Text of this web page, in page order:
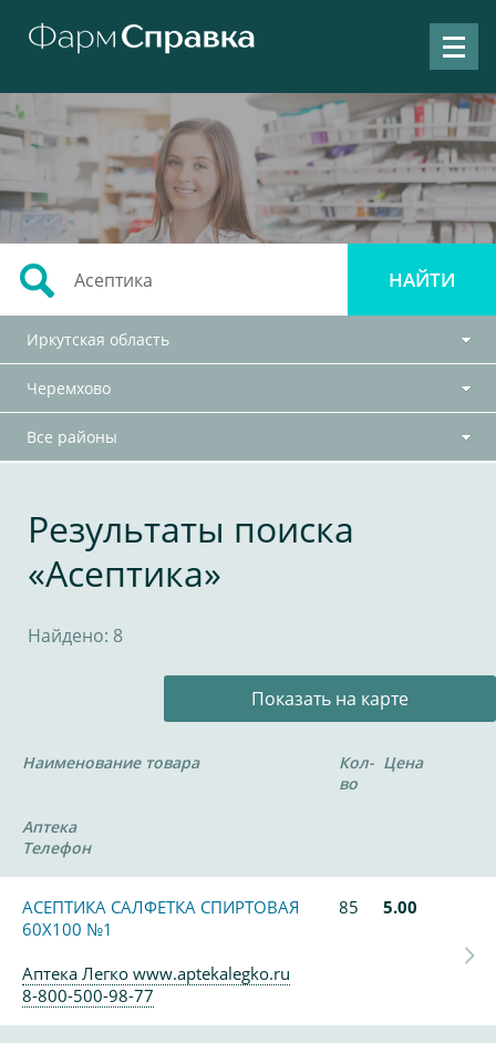
Иркутская область
Черемхово
Все районы
Результаты поиска
«Асептика»
Найдено: 8
Показать на карте
Наименование товара
Кол-
во
Цена
Аптека
Телефон
АСЕПТИКА САЛФЕТКА СПИРТОВАЯ
60Х100 №1
85 5.00
Аптека Легко www.aptekalegko.ru
8-800-500-98-77